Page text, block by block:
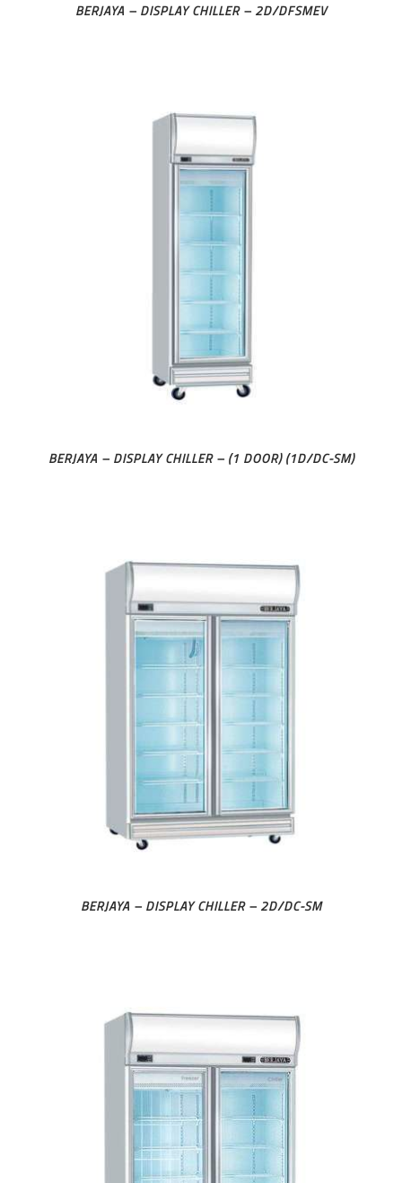
BERJAYA – DISPLAY CHILLER – 2D/DFSMEV
BERJAYA – DISPLAY CHILLER – (1 DOOR) (1D/DC-SM)
BERJAYA – DISPLAY CHILLER – 2D/DC-SM